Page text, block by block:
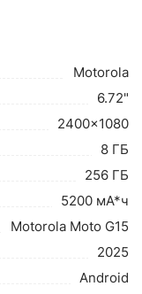
Motorola
6.72"
2400x1080
8 ГБ
256 ГБ
5200 мА*ч
Motorola Moto G15
2025
Android